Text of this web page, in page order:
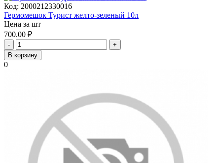
Код: 2000212330016
Гермомешок Турист желто-зеленый 10л
Цена за шт
700.00 ₽
-
+
В корзину
0